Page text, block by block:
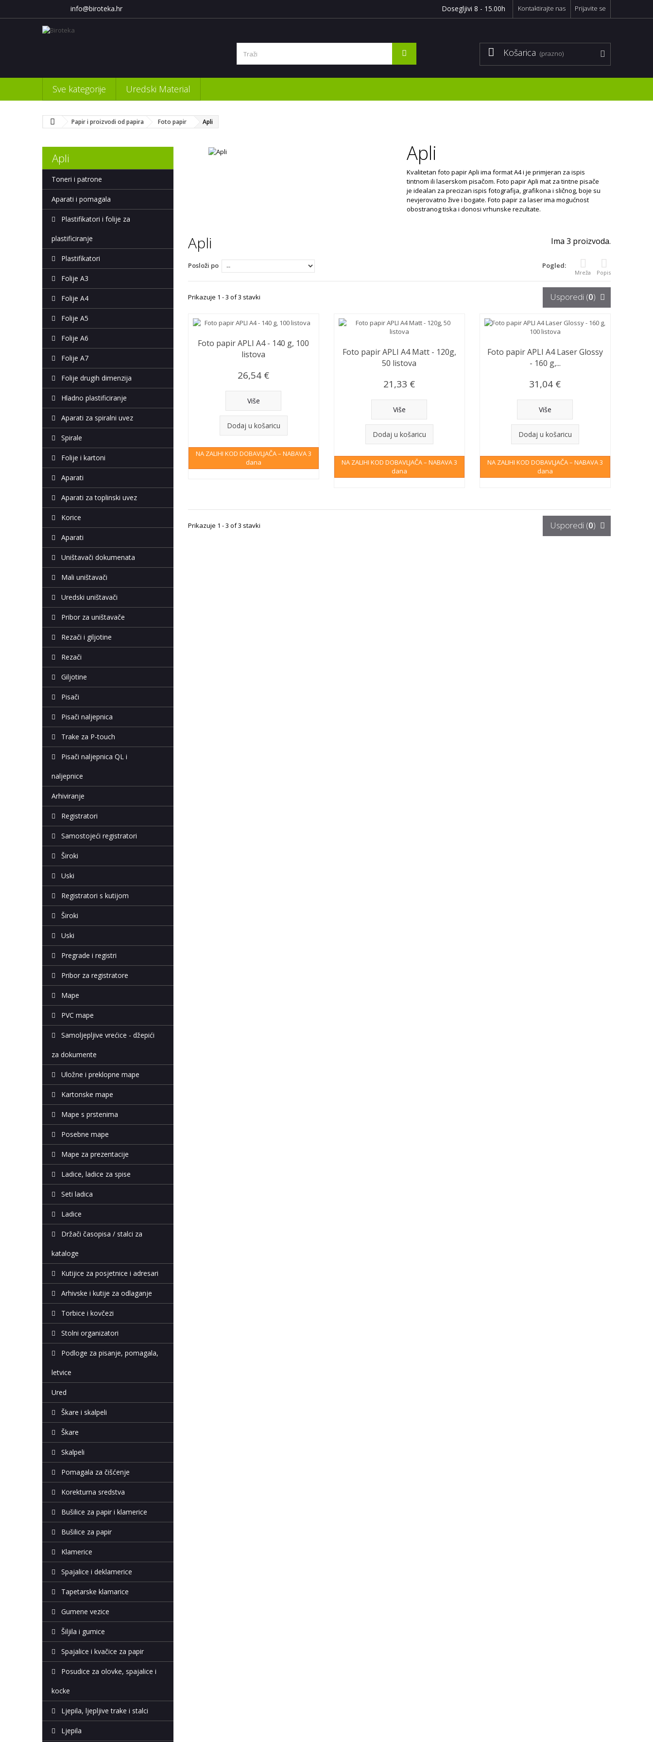
Prijavite se
Kontaktirajte nas
info@biroteka.hr Dosegljivi 8 - 15.00h
Košarica (prazno)
Sve kategorije Uredski Material
Papir i proizvodi od papira Foto papir Apli
Apli
Toneri i patrone
Aparati i pomagala
Plastifikatori i folije za
plastificiranje
Plastifikatori
Folije A3
Folije A4
Folije A5
Folije A6
Folije A7
Folije drugih dimenzija
Hladno plastificiranje
Aparati za spiralni uvez
Spirale
Folije i kartoni
Aparati
Aparati za toplinski uvez
Korice
Aparati
Uništavači dokumenata
Mali uništavači
Uredski uništavači
Pribor za uništavače
Rezači i giljotine
Rezači
Giljotine
Pisači
Pisači naljepnica
Trake za P-touch
Pisači naljepnica QL i
naljepnice
Arhiviranje
Registratori
Samostojeći registratori
Široki
Uski
Registratori s kutijom
Široki
Uski
Pregrade i registri
Pribor za registratore
Mape
PVC mape
Samoljepljive vrećice - džepići
za dokumente
Uložne i preklopne mape
Kartonske mape
Mape s prstenima
Posebne mape
Mape za prezentacije
Ladice, ladice za spise
Seti ladica
Ladice
Držači časopisa / stalci za
kataloge
Kutijice za posjetnice i adresari
Arhivske i kutije za odlaganje
Torbice i kovčezi
Stolni organizatori
Podloge za pisanje, pomagala,
letvice
Ured
Škare i skalpeli
Škare
Skalpeli
Pomagala za čišćenje
Korekturna sredstva
Bušilice za papir i klamerice
Bušilice za papir
Klamerice
Spajalice i deklamerice
Tapetarske klamarice
Gumene vezice
Šiljila i gumice
Spajalice i kvačice za papir
Posudice za olovke, spajalice i
kocke
Ljepila, ljepljive trake i stalci
Ljepila
Apli
Kvalitetan foto papir Apli ima format A4 i je primjeran za ispis
tintnom ili laserskom pisačom. Foto papir Apli mat za tintne pisače
je idealan za precizan ispis fotografija, grafikona i sličnog, boje su
nevjerovatno žive i bogate. Foto papir za laser ima mogućnost
obostranog tiska i donosi vrhunske rezultate.
Apli Ima 3 proizvoda.
Pogled:
Mreža Popis
Posloži po
Usporedi (0)
Prikazuje 1 - 3 of 3 stavki
Foto papir APLI A4 - 140 g, 100
listova
26,54 €
Više
Dodaj u košaricu
NA ZALIHI KOD DOBAVLJAČA – NABAVA 3
dana
Foto papir APLI A4 Matt - 120g,
50 listova
21,33 €
Više
Dodaj u košaricu
NA ZALIHI KOD DOBAVLJAČA – NABAVA 3
dana
Foto papir APLI A4 Laser Glossy
- 160 g,...
31,04 €
Više
Dodaj u košaricu
NA ZALIHI KOD DOBAVLJAČA – NABAVA 3
dana
Usporedi (0)
Prikazuje 1 - 3 of 3 stavki